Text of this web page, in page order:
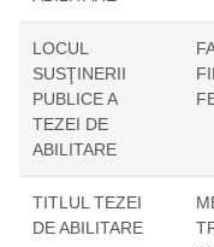
LOCUL
SUSŢINERII
PUBLICE A
TEZEI DE
ABILITARE
TITLUL TEZEI
DE ABILITARE